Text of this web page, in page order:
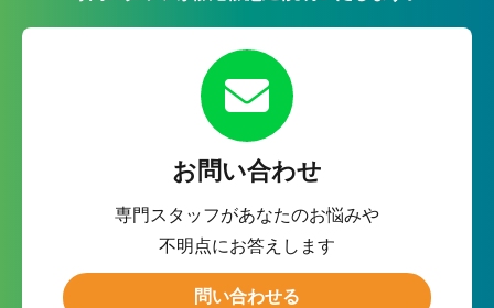
お問い合わせ
専門スタッフがあなたのお悩みや
不明点にお答えします
問い合わせる